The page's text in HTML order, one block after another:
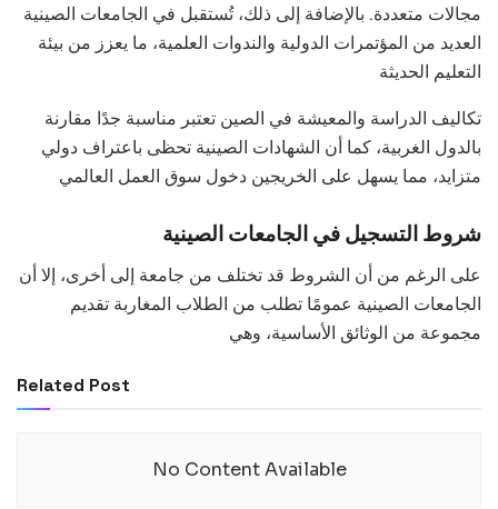
مجالات متعددة. بالإضافة إلى ذلك، تُستقبل في الجامعات الصينية
العديد من المؤتمرات الدولية والندوات العلمية، ما يعزز من بيئة
التعليم الحديثة
تكاليف الدراسة والمعيشة في الصين تعتبر مناسبة جدًا مقارنة
بالدول الغربية، كما أن الشهادات الصينية تحظى باعتراف دولي
متزايد، مما يسهل على الخريجين دخول سوق العمل العالمي
شروط التسجيل في الجامعات الصينية
على الرغم من أن الشروط قد تختلف من جامعة إلى أخرى، إلا أن
الجامعات الصينية عمومًا تطلب من الطلاب المغاربة تقديم
مجموعة من الوثائق الأساسية، وهي
Related Post
No Content Available